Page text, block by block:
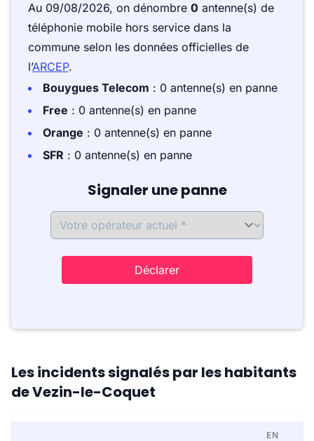
Au 09/08/2026, on dénombre 0 antenne(s) de
téléphonie mobile hors service dans la
commune selon les données officielles de
l’ARCEP.
Bouygues Telecom : 0 antenne(s) en panne
Free : 0 antenne(s) en panne
Orange : 0 antenne(s) en panne
SFR : 0 antenne(s) en panne
Signaler une panne
Déclarer
Les incidents signalés par les habitants
de Vezin-le-Coquet
EN